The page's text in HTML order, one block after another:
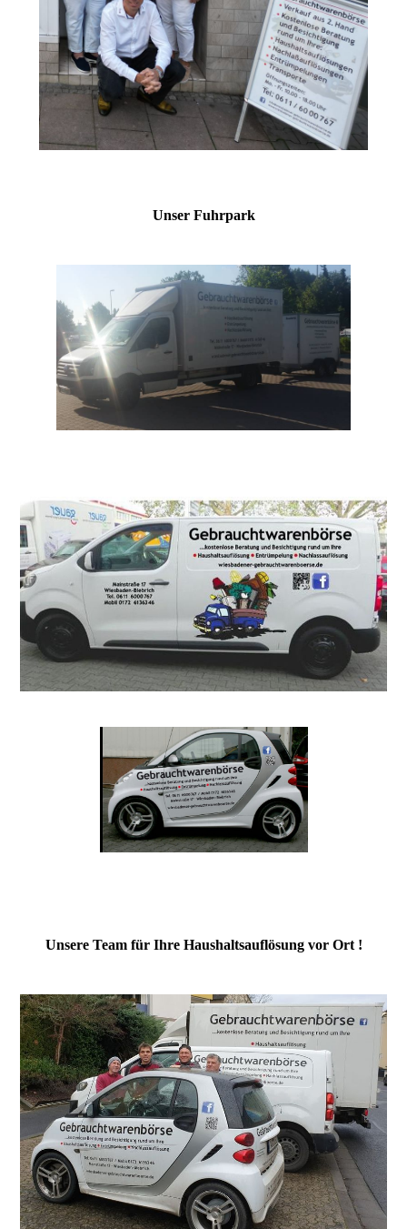
Unser Fuhrpark
Unsere Team für Ihre Haushaltsauflösung vor Ort !